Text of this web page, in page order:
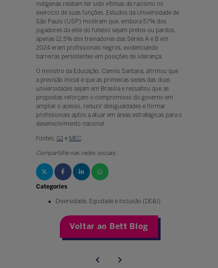
indígenas relatam ter sido vítimas de racismo no
exercício de suas funções. Estudos da Universidade de
São Paulo (USP) mostram que, embora 57% dos
jogadores da elite do futebol sejam pretos ou pardos,
apenas 12,5% dos treinadores das Séries A e B em
2024 eram profissionais negros, evidenciando
barreiras persistentes em posições de liderança.
O ministro da Educação, Camilo Santana, afirmou que
a previsão inicial é que as primeiras sedes das duas
universidades sejam em Brasília e ressaltou que as
propostas reforçam o compromisso do governo em
ampliar o acesso, reduzir desigualdades e formar
profissionais aptos a atuar em áreas estratégicas para o
desenvolvimento nacional.
Fontes: G1e MEC.
Compartilhe nas redes sociais:
Categories
Diversidade, Equidade e Inclusão (DE&I)
Voltar ao Bett Blog